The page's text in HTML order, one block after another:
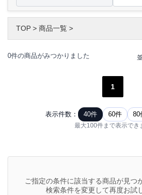
TOP > 商品一覧 >
0件の商品がみつかりました
1
表示件数： 40件 60件 80
最大100件まで表示でき
ご指定の条件に該当する商品が見つ
検索条件を変更して再度お試